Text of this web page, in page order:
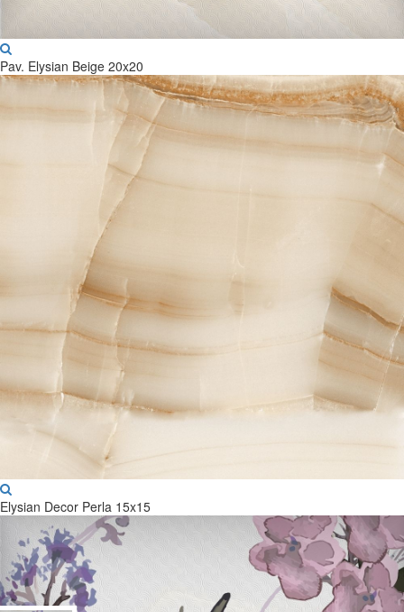
Pav. Elysian Beige 20x20
Elysian Decor Perla 15x15